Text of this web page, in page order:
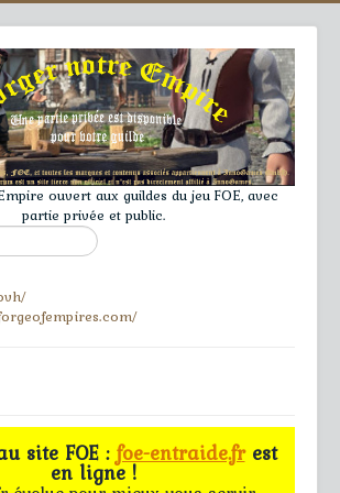
ouvert aux guildes du jeu FOE, avec
partie privée et public.
≡
Accueil
site FOE :foe-entraide.frest
en ligne !